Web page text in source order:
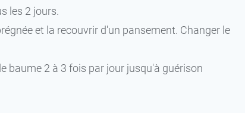
les 2 jours.
et la recouvrir d'un pansement. Changer le
baume 2 à 3 fois par jour jusqu'à guérison